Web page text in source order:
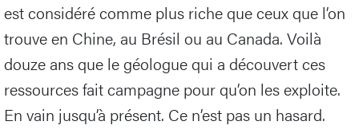
est considéré comme plus riche que ceux que l’on
trouve en Chine, au Brésil ou au Canada. Voilà
douze ans que le géologue qui a découvert ces
ressources fait campagne pour qu’on les exploite.
En vain jusqu’à présent. Ce n’est pas un hasard.